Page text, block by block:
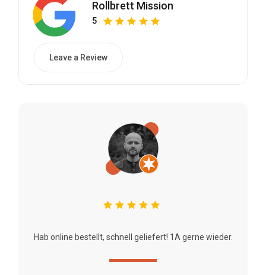
Rollbrett Mission
5
Leave a Review
Hab online bestellt, schnell geliefert! 1A gerne wieder.